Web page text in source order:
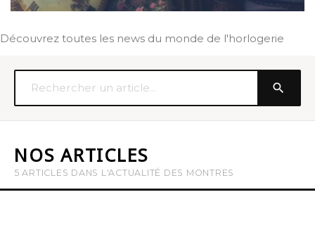
Découvrez toutes les news du monde de l'horlogerie
search
NOS ARTICLES
5 ARTICLES DANS L'ACTUALITÉ DES MONTRES